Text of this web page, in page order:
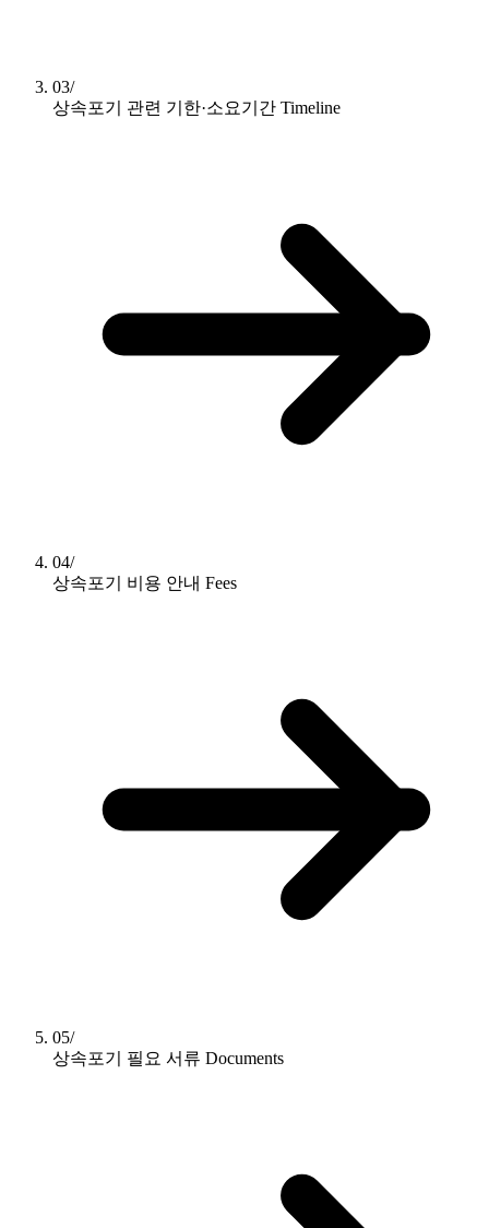
03/
상속포기 관련 기한·소요기간 Timeline
04/
상속포기 비용 안내 Fees
05/
상속포기 필요 서류 Documents